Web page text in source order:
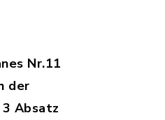
Nr.11
der
Absatz